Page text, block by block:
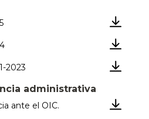
2023
administrativa
ante el OIC.